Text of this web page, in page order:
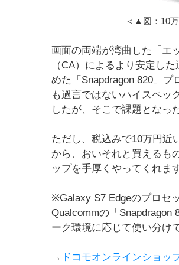
＜▲図：10
画面の両端が湾曲した「エ
（CA）によるより安定し
めた「Snapdragon 820」
も過言ではないハイスペッ
したが、そこで課題となっ
ただし、税込みで10万円
から、おいそれと買えるも
ップを手厚くやってくれま
※Galaxy S7 Edgeのプロセ
Qualcommの「Snapdragon
ーク環境に応じて使い分け
→ ドコモオンラインショッ